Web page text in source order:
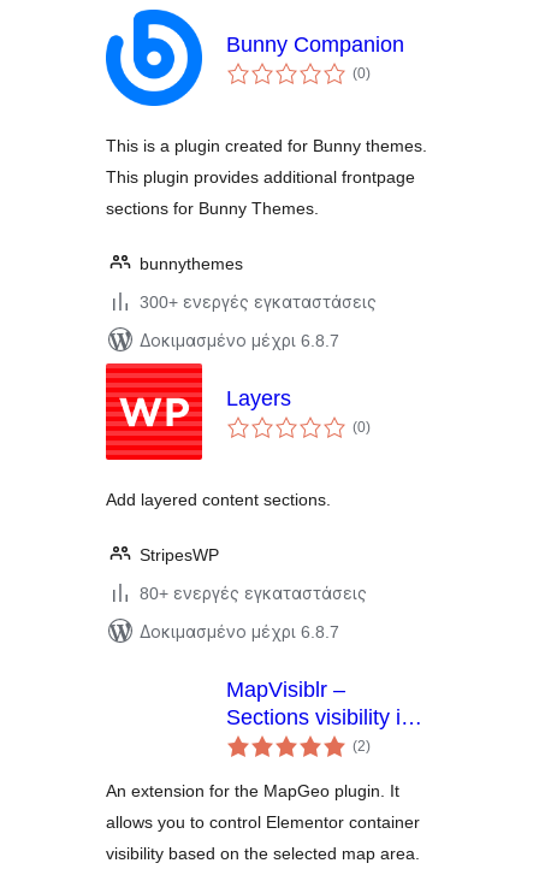
Bunny Companion
(0αξιολογήσεις
σύνολο
)
This is a plugin created for Bunny themes.
This plugin provides additional frontpage
sections for Bunny Themes.
bunnythemes
300+ ενεργές εγκαταστάσεις
Δοκιμασμένο μέχρι 6.8.7
Layers
(0αξιολογήσεις
σύνολο
)
Add layered content sections.
StripesWP
80+ ενεργές εγκαταστάσεις
Δοκιμασμένο μέχρι 6.8.7
MapVisiblr –
Sections visibility in
Elementor for(2αξιολογήσεις
σύνολο
)
An extension for the MapGeo plugin. It
allows you to control Elementor container
visibility based on the selected map area.